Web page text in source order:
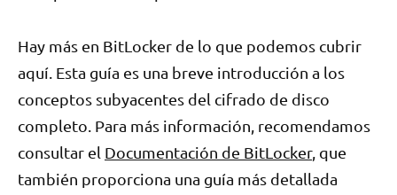
Hay más en BitLocker de lo que podemos cubrir
aquí. Esta guía es una breve introducción a los
conceptos subyacentes del cifrado de disco
completo. Para más información, recomendamos
consultar el Documentación de BitLocker, que
también proporciona una guía más detallada